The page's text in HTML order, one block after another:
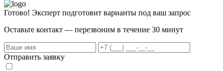
Готово! Эксперт подготовит варианты под ваш запрос
Оставьте контакт — перезвоним в течение 30 минут
Отправить заявку